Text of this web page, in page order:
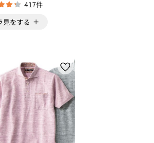
417件
見をする